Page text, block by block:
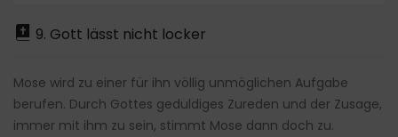
9. Gott lässt nicht locker
Mose wird zu einer für ihn völlig unmöglichen Aufgabe
berufen. Durch Gottes geduldiges Zureden und der Zusage,
immer mit ihm zu sein, stimmt Mose dann doch zu.